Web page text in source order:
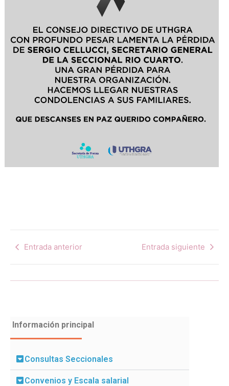
Entrada anterior Entrada siguiente
Información principal
Consultas Seccionales
Convenios y Escala salarial